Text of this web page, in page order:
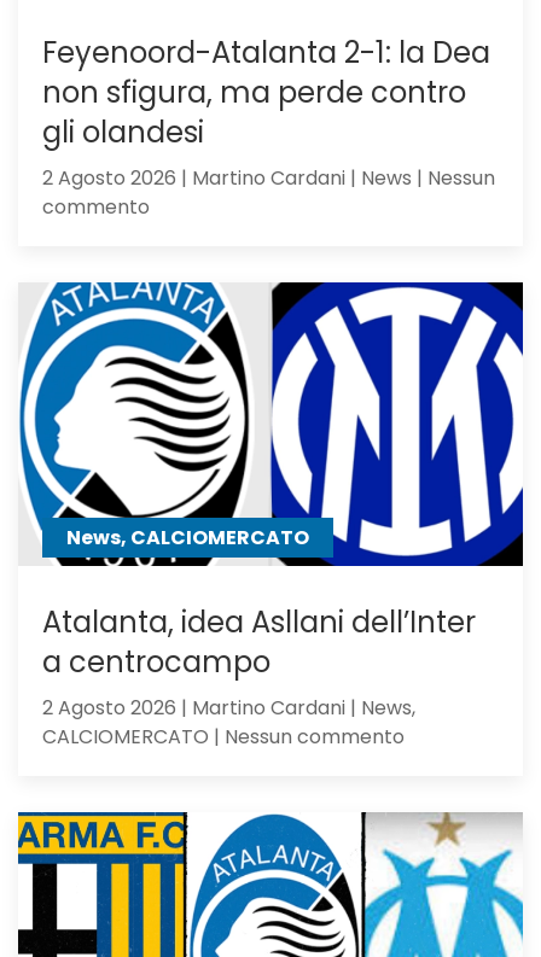
Feyenoord-Atalanta 2-1: la Dea
non sfigura, ma perde contro
gli olandesi
2 Agosto 2026 | Martino Cardani | News | Nessun
commento
2-
1:
la
Dea
non
sfigura,
ma
perde
contro
gli
News, CALCIOMERCATO
Atalanta, idea Asllani dell’Inter
a centrocampo
2 Agosto 2026 | Martino Cardani | News,
CALCIOMERCATO | Nessun commento
Asllani
dell’Inter
a
centrocampo